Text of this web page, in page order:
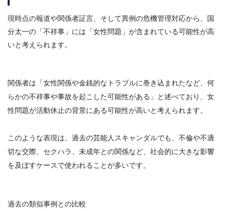
現時点の報道や関係者証言、そして異例の危機管理対応から、国
分太一の「不祥事」には「女性問題」が含まれている可能性が高
いと考えられます。
関係者は「女性関係や金銭的なトラブルに巻き込まれたなど、何
らかの不祥事や事故を起こした可能性がある」と述べており、女
性問題が活動休止の背景にある可能性が高いと考えられます。
このような表現は、過去の芸能人スキャンダルでも、不倫や不適
切な交際、セクハラ、未成年との関係など、社会的に大きな影響
を及ぼすケースで使われることが多いです。
過去の類似事例との比較